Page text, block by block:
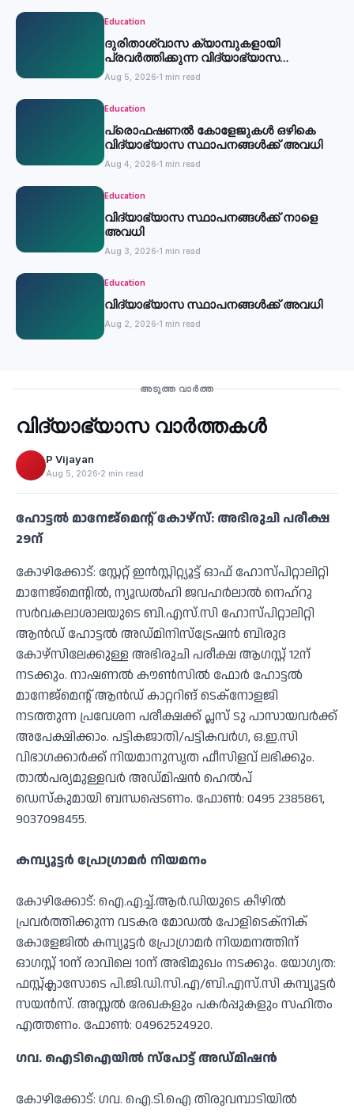
Education
ദുരിതാശ്വാസ ക്യാമ്പുകളായി
പ്രവര്‍ത്തിക്കുന്ന വിദ്യാഭ്യാസ
സ്ഥാപനങ്ങള്‍ക്ക് അവധി
Aug 5, 2026 1 min read
Education
പ്രൊഫഷണൽ കോളേജുകൾ ഒഴികെ
വിദ്യാഭ്യാസ സ്ഥാപനങ്ങൾക്ക് അവധി
Aug 4, 2026 1 min read
Education
വിദ്യാഭ്യാസ സ്ഥാപനങ്ങൾക്ക് നാളെ
അവധി
Aug 3, 2026 1 min read
Education
വിദ്യാഭ്യാസ സ്ഥാപനങ്ങൾക്ക് അവധി
Aug 2, 2026 1 min read
അടുത്ത വാർത്ത
‹
വിദ്യാഭ്യാസ വാർത്തകൾ
P Vijayan
Aug 5, 2026 2 min read
ഹോട്ടല്‍ മാനേജ്മെന്റ് കോഴ്സ്: അഭിരുചി പരീക്ഷ
29ന്
കോഴിക്കോട്: സ്റ്റേറ്റ് ഇന്‍സ്റ്റിറ്റ്യൂട്ട് ഓഫ് ഹോസ്പിറ്റാലിറ്റി
മാനേജ്മെന്റില്‍, ന്യൂഡല്‍ഹി ജവഹര്‍ലാല്‍ നെഹ്റു
സര്‍വകലാശാലയുടെ ബി.എസ്.സി ഹോസ്പിറ്റാലിറ്റി
ആന്‍ഡ് ഹോട്ടല്‍ അഡ്മിനിസ്ട്രേഷന്‍ ബിരുദ
കോഴ്സിലേക്കുള്ള അഭിരുചി പരീക്ഷ ആഗസ്റ്റ് 12ന്
നടക്കും. നാഷണല്‍ കൗണ്‍സില്‍ ഫോര്‍ ഹോട്ടല്‍
മാനേജ്മെന്റ് ആന്‍ഡ് കാറ്ററിങ് ടെക്നോളജി
നടത്തുന്ന പ്രവേശന പരീക്ഷക്ക് പ്ലസ് ടു പാസായവര്‍ക്ക്
അപേക്ഷിക്കാം. പട്ടികജാതി/പട്ടികവര്‍ഗ, ഒ.ഇ.സി
വിഭാഗക്കാര്‍ക്ക് നിയമാനുസൃത ഫീസിളവ് ലഭിക്കും.
താല്‍പര്യമുള്ളവര്‍ അഡ്മിഷന്‍ ഹെല്‍പ്
ഡെസ്‌കുമായി ബന്ധപ്പെടണം. ഫോണ്‍: 0495 2385861,
9037098455.
കമ്പ്യൂട്ടര്‍ പ്രോഗ്രാമര്‍ നിയമനം
കോഴിക്കോട്: ഐ.എച്ച്.ആര്‍.ഡിയുടെ കീഴില്‍
പ്രവര്‍ത്തിക്കുന്ന വടകര മോഡല്‍ പോളിടെക്‌നിക്
കോളേജില്‍ കമ്പ്യൂട്ടര്‍ പ്രോഗ്രാമര്‍ നിയമനത്തിന്
ഓഗസ്റ്റ് 10ന് രാവിലെ 10ന് അഭിമുഖം നടക്കും. യോഗ്യത:
ഫസ്റ്റ്ക്ലാസോടെ പി.ജി.ഡി.സി.എ/ബി.എസ്.സി കമ്പ്യൂട്ടര്‍
സയന്‍സ്. അസ്സല്‍ രേഖകളും പകര്‍പ്പുകളും സഹിതം
എത്തണം. ഫോണ്‍: 04962524920.
ഗവ. ഐടിഐയില്‍ സ്‌പോട്ട് അഡ്മിഷൻ
കോഴിക്കോട്: ഗവ. ഐ.ടി.ഐ തിരുവമ്പാടിയില്‍